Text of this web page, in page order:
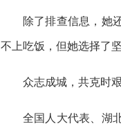
除了排查信息，她
不上吃饭，但她选择了坚
众志成城，共克时
全国人大代表、湖